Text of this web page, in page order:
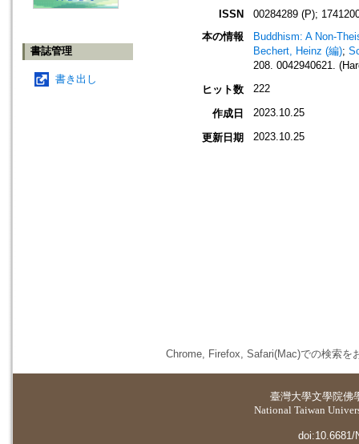
書誌管理
書き出し
ISSN
00284289 (P);
本の情報
Buddhism: A Non-
Bechert, Heinz (編);
208. 0042940621.
ヒット数
222
作成日 2023.10.25
更新日期 2023.10.25
Chrome, Firefox, Safari(Mac)での検索を
臺灣大學文學院佛
National Taiwan
doi:10.6681/